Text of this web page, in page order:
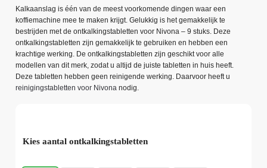
Kalkaanslag is één van de meest voorkomende dingen waar een
koffiemachine mee te maken krijgt. Gelukkig is het gemakkelijk te
bestrijden met de ontkalkingstabletten voor Nivona – 9 stuks. Deze
ontkalkingstabletten zijn gemakkelijk te gebruiken en hebben een
krachtige werking. De ontkalkingstabletten zijn geschikt voor alle
modellen van dit merk, zodat u altijd de juiste tabletten in huis heeft.
Deze tabletten hebben geen reinigende werking. Daarvoor heeft u
reinigingstabletten voor Nivona nodig.
Kies aantal ontkalkingstabletten